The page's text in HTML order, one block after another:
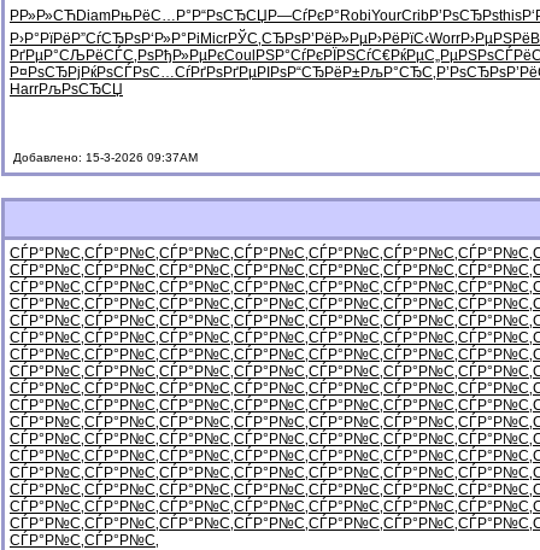
РР»Р»СЋDiamРњРёС…Р° Р“РѕСЂСЏ Р—СѓРєР° RobiYourCribР’РѕСЂРѕthis
Р›Р°РїРё Р”СѓСЂРѕР‘Р»Р°Рі MicrРЎС‚СЂРѕР’РёР»РµР›РёРїС‹WorrР›РµРЅРё
РґРµР°СЉ РёСЃС‚РѕРђР»РµРєCoul РЅР°СѓРєРЇРЅСѓС€РќРµС„РµРЅРѕСЃРё
Р¤РѕСЂРј РќРѕСЃРѕС…СѓРґРѕРґРµРІРѕР“СЂРёР±РљР°СЂС‚ Р’РѕСЂРѕ
HarrРљРѕСЂСЏ
Добавлено: 15-3-2026 09:37AM
СЃР°Р№С‚СЃР°Р№С‚СЃР°Р№С‚СЃР°Р№С‚СЃР°Р№С‚СЃР°Р№С‚СЃР°Р№С‚
СЃР°Р№С‚СЃР°Р№С‚СЃР°Р№С‚СЃР°Р№С‚СЃР°Р№С‚СЃР°Р№С‚СЃР°Р№С‚
СЃР°Р№С‚СЃР°Р№С‚СЃР°Р№С‚СЃР°Р№С‚СЃР°Р№С‚СЃР°Р№С‚СЃР°Р№С‚
СЃР°Р№С‚СЃР°Р№С‚СЃР°Р№С‚СЃР°Р№С‚СЃР°Р№С‚СЃР°Р№С‚СЃР°Р№С‚
СЃР°Р№С‚СЃР°Р№С‚СЃР°Р№С‚СЃР°Р№С‚СЃР°Р№С‚СЃР°Р№С‚СЃР°Р№С‚
СЃР°Р№С‚СЃР°Р№С‚СЃР°Р№С‚СЃР°Р№С‚СЃР°Р№С‚СЃР°Р№С‚СЃР°Р№С‚
СЃР°Р№С‚СЃР°Р№С‚СЃР°Р№С‚СЃР°Р№С‚СЃР°Р№С‚СЃР°Р№С‚СЃР°Р№С‚
СЃР°Р№С‚СЃР°Р№С‚СЃР°Р№С‚СЃР°Р№С‚СЃР°Р№С‚СЃР°Р№С‚СЃР°Р№С‚
СЃР°Р№С‚СЃР°Р№С‚СЃР°Р№С‚СЃР°Р№С‚СЃР°Р№С‚СЃР°Р№С‚СЃР°Р№С‚
СЃР°Р№С‚СЃР°Р№С‚СЃР°Р№С‚СЃР°Р№С‚СЃР°Р№С‚СЃР°Р№С‚СЃР°Р№С‚
СЃР°Р№С‚СЃР°Р№С‚СЃР°Р№С‚СЃР°Р№С‚СЃР°Р№С‚СЃР°Р№С‚СЃР°Р№С‚
СЃР°Р№С‚СЃР°Р№С‚СЃР°Р№С‚СЃР°Р№С‚СЃР°Р№С‚СЃР°Р№С‚СЃР°Р№С‚
СЃР°Р№С‚СЃР°Р№С‚СЃР°Р№С‚СЃР°Р№С‚СЃР°Р№С‚СЃР°Р№С‚СЃР°Р№С‚
СЃР°Р№С‚СЃР°Р№С‚СЃР°Р№С‚СЃР°Р№С‚СЃР°Р№С‚СЃР°Р№С‚СЃР°Р№С‚
СЃР°Р№С‚СЃР°Р№С‚СЃР°Р№С‚СЃР°Р№С‚СЃР°Р№С‚СЃР°Р№С‚СЃР°Р№С‚
СЃР°Р№С‚СЃР°Р№С‚СЃР°Р№С‚СЃР°Р№С‚СЃР°Р№С‚СЃР°Р№С‚СЃР°Р№С‚
СЃР°Р№С‚СЃР°Р№С‚СЃР°Р№С‚СЃР°Р№С‚СЃР°Р№С‚СЃР°Р№С‚СЃР°Р№С‚
СЃР°Р№С‚СЃР°Р№С‚